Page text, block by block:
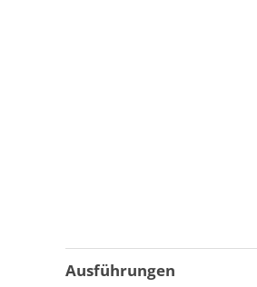
Ausführungen